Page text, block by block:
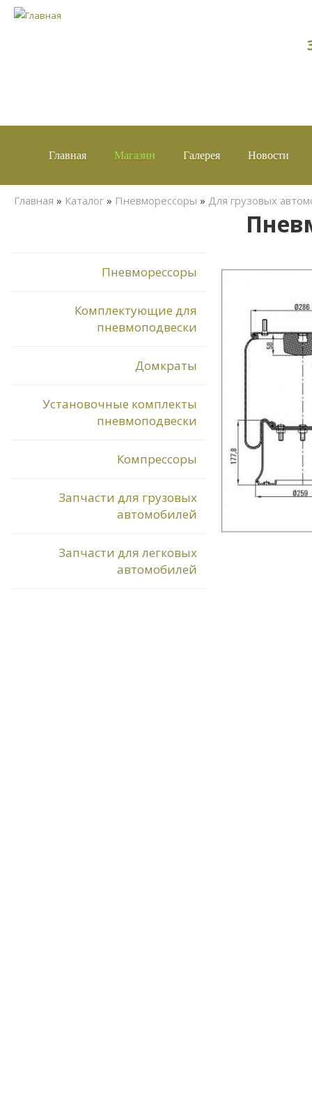
Главная Магазин Галерея Новости
Вы здесь
Главная » Каталог » Пневморессоры » Для грузовых
Пневморессоры
Комплектующие для
пневмоподвески
Домкраты
Установочные комплекты
пневмоподвески
Компрессоры
Запчасти для грузовых
автомобилей
Запчасти для легковых
автомобилей